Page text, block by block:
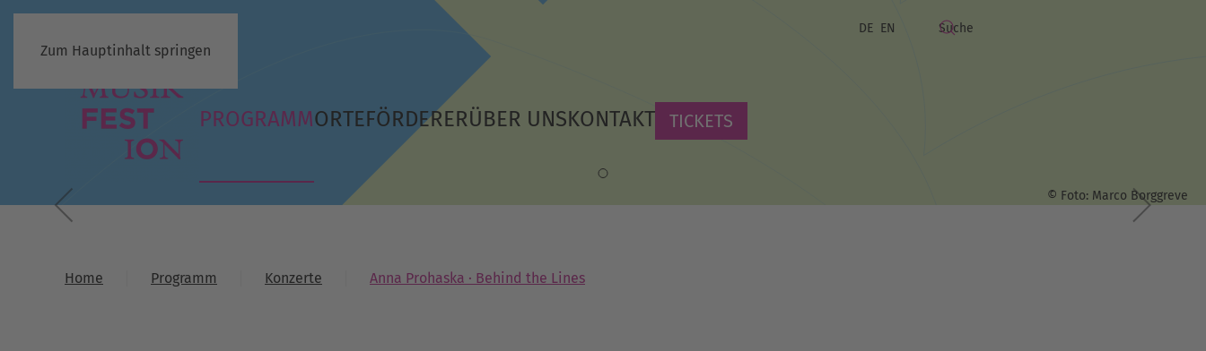
Zum Hauptinhalt springen
DE EN
PROGRAMMORTEFÖRDERERÜBER UNSKONTAKT TICKETS
© Foto: Marco Borggreve
Home Programm Konzerte Anna Prohaska · Behind the Lines